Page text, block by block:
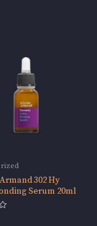
302 Hy
Serum 20ml